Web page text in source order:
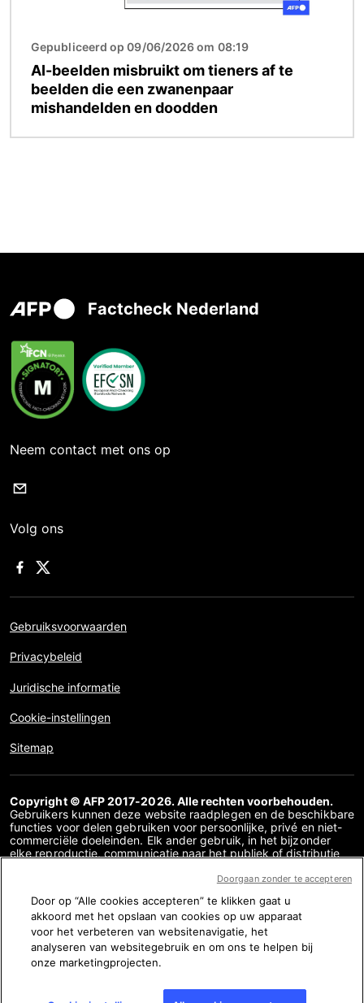
Gepubliceerd op 09/06/2026 om 08:19
AI-beelden misbruikt om tieners af te
beelden die een zwanenpaar
mishandelden en doodden
Factcheck Nederland
Neem contact met ons op
Volg ons
Gebruiksvoorwaarden
Privacybeleid
Juridische informatie
Cookie-instellingen
Sitemap
Copyright © AFP 2017-2026. Alle rechten voorbehouden.
Gebruikers kunnen deze website raadplegen en de beschikbare
functies voor delen gebruiken voor persoonlijke, privé en niet-
commerciële doeleinden. Elk ander gebruik, in het bijzonder
elke reproductie, communicatie naar het publiek of distributie
enig ander doel en/of op enige andere manier, zonder dat een
is streng verboden. De inhoud die wordt afgebeeld of
opgenomen via links binnen de factchecking inhoud wordt
verstrekt voor zover nodig voor een correct begrip van de
verificatie van de betreffende informatie. AFP heeft geen
rechten verkregen van de auteurs of eigenaren van het
auteursrecht van deze content van derden en is in dit opzicht
Door op “Alle cookies accepteren” te klikken gaat u
akkoord met het opslaan van cookies op uw apparaat
voor het verbeteren van websitenavigatie, het
analyseren van websitegebruik en om ons te helpen bij
onze marketingprojecten.
Doorgaan zonder te accepteren